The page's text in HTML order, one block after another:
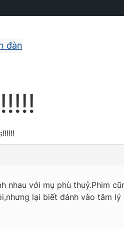
đàn
với mụ phù thuỷ.Phim
lại biết đánh vào tâm